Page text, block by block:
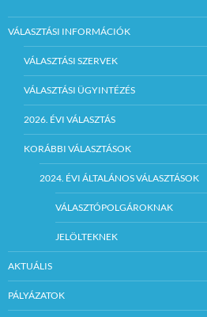
VÁLASZTÁSI INFORMÁCIÓK
VÁLASZTÁSI SZERVEK
VÁLASZTÁSI ÜGYINTÉZÉS
2026. ÉVI VÁLASZTÁS
KORÁBBI VÁLASZTÁSOK
2024. ÉVI ÁLTALÁNOS VÁLASZTÁSOK
VÁLASZTÓPOLGÁROKNAK
JELÖLTEKNEK
AKTUÁLIS
PÁLYÁZATOK